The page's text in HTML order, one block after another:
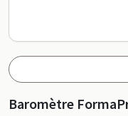
Profil
Baromètre